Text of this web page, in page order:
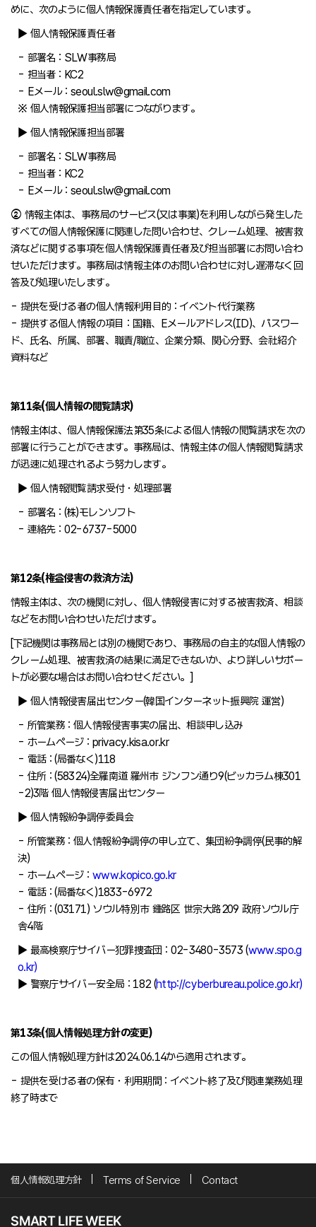
めに、次のように個人情報保護責任者を指定しています。
▶ 個人情報保護責任者
- 部署名 : SLW事務局
- 担当者 : KC2
- Eメール : seoul.slw@gmail.com
※ 個人情報保護担当部署につながります。
▶ 個人情報保護担当部署
- 部署名 : SLW事務局
- 担当者 : KC2
- Eメール : seoul.slw@gmail.com
② 情報主体は、事務局のサービス(又は事業)を利用しながら発生した
すべての個人情報保護に関連した問い合わせ、クレーム処理、被害救
済などに関する事項を個人情報保護責任者及び担当部署にお問い合わ
せいただけます。事務局は情報主体のお問い合わせに対し遅滞なく回
答及び処理いたします。
- 提供を受ける者の個人情報利用目的 : イベント代行業務
- 提供する個人情報の項目 : 国籍、Eメールアドレス(ID)、パスワー
ド、氏名、所属、部署、職責/職位、企業分類、関心分野、会社紹介
資料など
第11条(個人情報の閲覧請求)
情報主体は、個人情報保護法第35条による個人情報の閲覧請求を次の
部署に行うことができます。事務局は、情報主体の個人情報閲覧請求
が迅速に処理されるよう努力します。
▶ 個人情報閲覧請求受付・処理部署
- 部署名 : (株)モレンソフト
- 連絡先 : 02-6737-5000
第12条(権益侵害の救済方法)
情報主体は、次の機関に対し、個人情報侵害に対する被害救済、相談
などをお問い合わせいただけます。
[下記機関は事務局とは別の機関であり、事務局の自主的な個人情報の
クレーム処理、被害救済の結果に満足できないか、より詳しいサポー
トが必要な場合はお問い合わせください。]
▶ 個人情報侵害届出センター(韓国インターネット振興院 運営)
- 所管業務 : 個人情報侵害事実の届出、相談申し込み
- ホームページ : privacy.kisa.or.kr
- 電話 : (局番なく)118
- 住所 : (58324)全羅南道 羅州市 ジンフン通り9(ビッカラム棟301
-2)3階 個人情報侵害届出センター
▶ 個人情報紛争調停委員会
- 所管業務 : 個人情報紛争調停の申し立て、集団紛争調停(民事的解
決)
- ホームページ : www.kopico.go.kr
- 電話 : (局番なく)1833-6972
- 住所 : (03171) ソウル特別市 鍾路区 世宗大路209 政府ソウル庁
舎4階
▶ 最高検察庁サイバー犯罪捜査団 : 02-3480-3573 (www.spo.g
o.kr)
▶ 警察庁サイバー安全局 : 182 (http://cyberbureau.police.go.kr)
第13条(個人情報処理方針の変更)
この個人情報処理方針は2024.06.14から適用されます。
- 提供を受ける者の保有・利用期間 : イベント終了及び関連業務処理
終了時まで
個人情報処理方針 Terms of Service Contact